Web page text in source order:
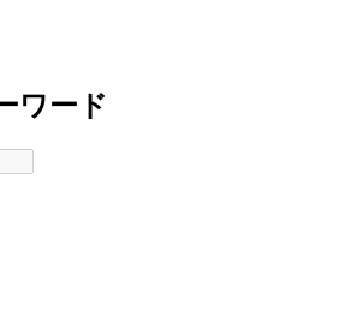
ワード